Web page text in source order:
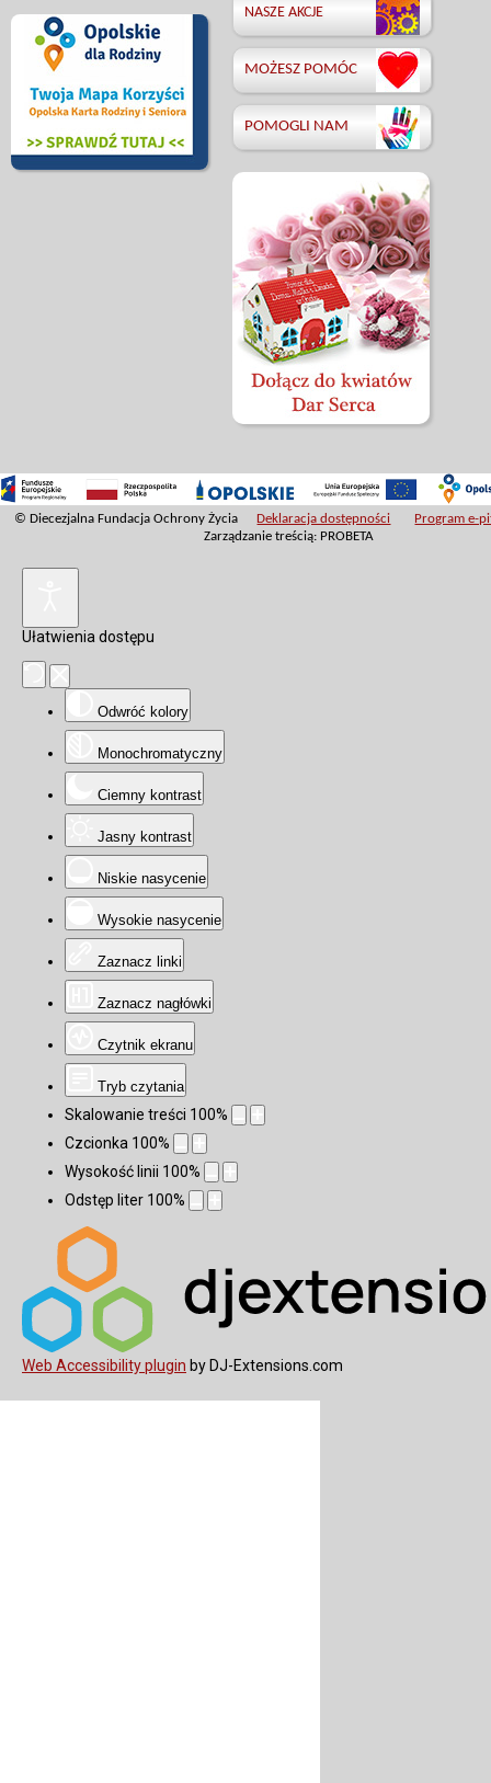
NASZE AKCJE
MOŻESZ POMÓC
POMOGLI NAM
© Diecezjalna Fundacja Ochrony Życia Deklaracja dostępności
Program e-
Zarządzanie treścią: PROBETA
Ułatwienia dostępu
Odwróć kolory
Monochromatyczny
Ciemny kontrast
Jasny kontrast
Niskie nasycenie
Wysokie nasycenie
Zaznacz linki
Zaznacz nagłówki
Czytnik ekranu
Tryb czytania
Skalowanie treści 100%
Czcionka 100%
Wysokość linii 100%
Odstęp liter 100%
Web Accessibility plugin by DJ-Extensions.com